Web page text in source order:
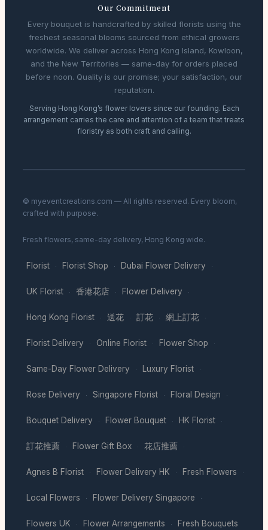
Our Commitment
Every bouquet is handcrafted by skilled florists using the
freshest seasonal blooms sourced from ethical growers
worldwide. We deliver across Hong Kong Island, Kowloon,
and the New Territories — same-day for orders placed
before noon. Quality is our promise; your satisfaction, our
reputation.
Serving Hong Kong’s flower lovers since our founding. Each
arrangement carries the care and attention of a team that treats
floristry as both craft and calling.
© myeventcreations.com — All rights reserved. Every bloom,
crafted with purpose.
Fresh flowers, same-day delivery, Hong Kong wide.
Florist · Florist Shop · Dubai Flower Delivery ·
UK Florist · 香港花店 · Flower Delivery ·
Hong Kong Florist · 送花 · 訂花 · 網上訂花 ·
Florist Delivery · Online Florist · Flower Shop ·
Same-Day Flower Delivery · Luxury Florist ·
Rose Delivery · Singapore Florist · Floral Design ·
Bouquet Delivery · Flower Bouquet · HK Florist ·
訂花推薦 · Flower Gift Box · 花店推薦 ·
Agnes B Florist · Flower Delivery HK · Fresh Flowers ·
Local Flowers · Flower Delivery Singapore ·
Flowers UK · Flower Arrangements · Fresh Bouquets